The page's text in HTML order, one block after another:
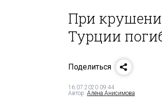
При
Турции
Поделиться
16.07.2020 09:44
Автор: Алёна Анисимова